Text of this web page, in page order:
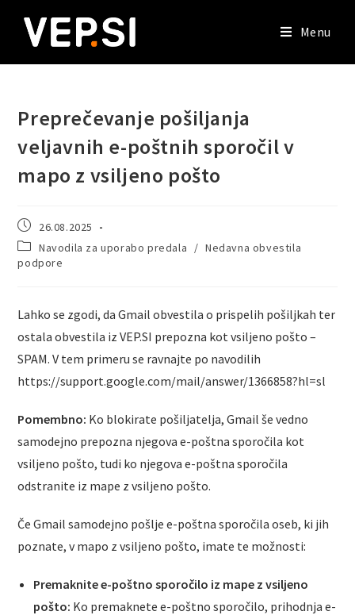
Menu
Preprečevanje pošiljanja
veljavnih e-poštnih sporočil v
mapo z vsiljeno pošto
26.08.2025
Navodila za uporabo predala
/ Nedavna obvestila
podpore
Lahko se zgodi, da Gmail obvestila o prispelih pošiljkah ter
ostala obvestila iz VEP.SI prepozna kot vsiljeno pošto –
SPAM. V tem primeru se ravnajte po navodilih
https://support.google.com/mail/answer/1366858?hl=sl
Pomembno: Ko blokirate pošiljatelja, Gmail še vedno
samodejno prepozna njegova e-poštna sporočila kot
vsiljeno pošto, tudi ko njegova e-poštna sporočila
odstranite iz mape z vsiljeno pošto.
Če Gmail samodejno pošlje e-poštna sporočila oseb, ki jih
poznate, v mapo z vsiljeno pošto, imate te možnosti:
Premaknite e-poštno sporočilo iz mape z vsiljeno
pošto: Ko premaknete e-poštno sporočilo, prihodnja e-